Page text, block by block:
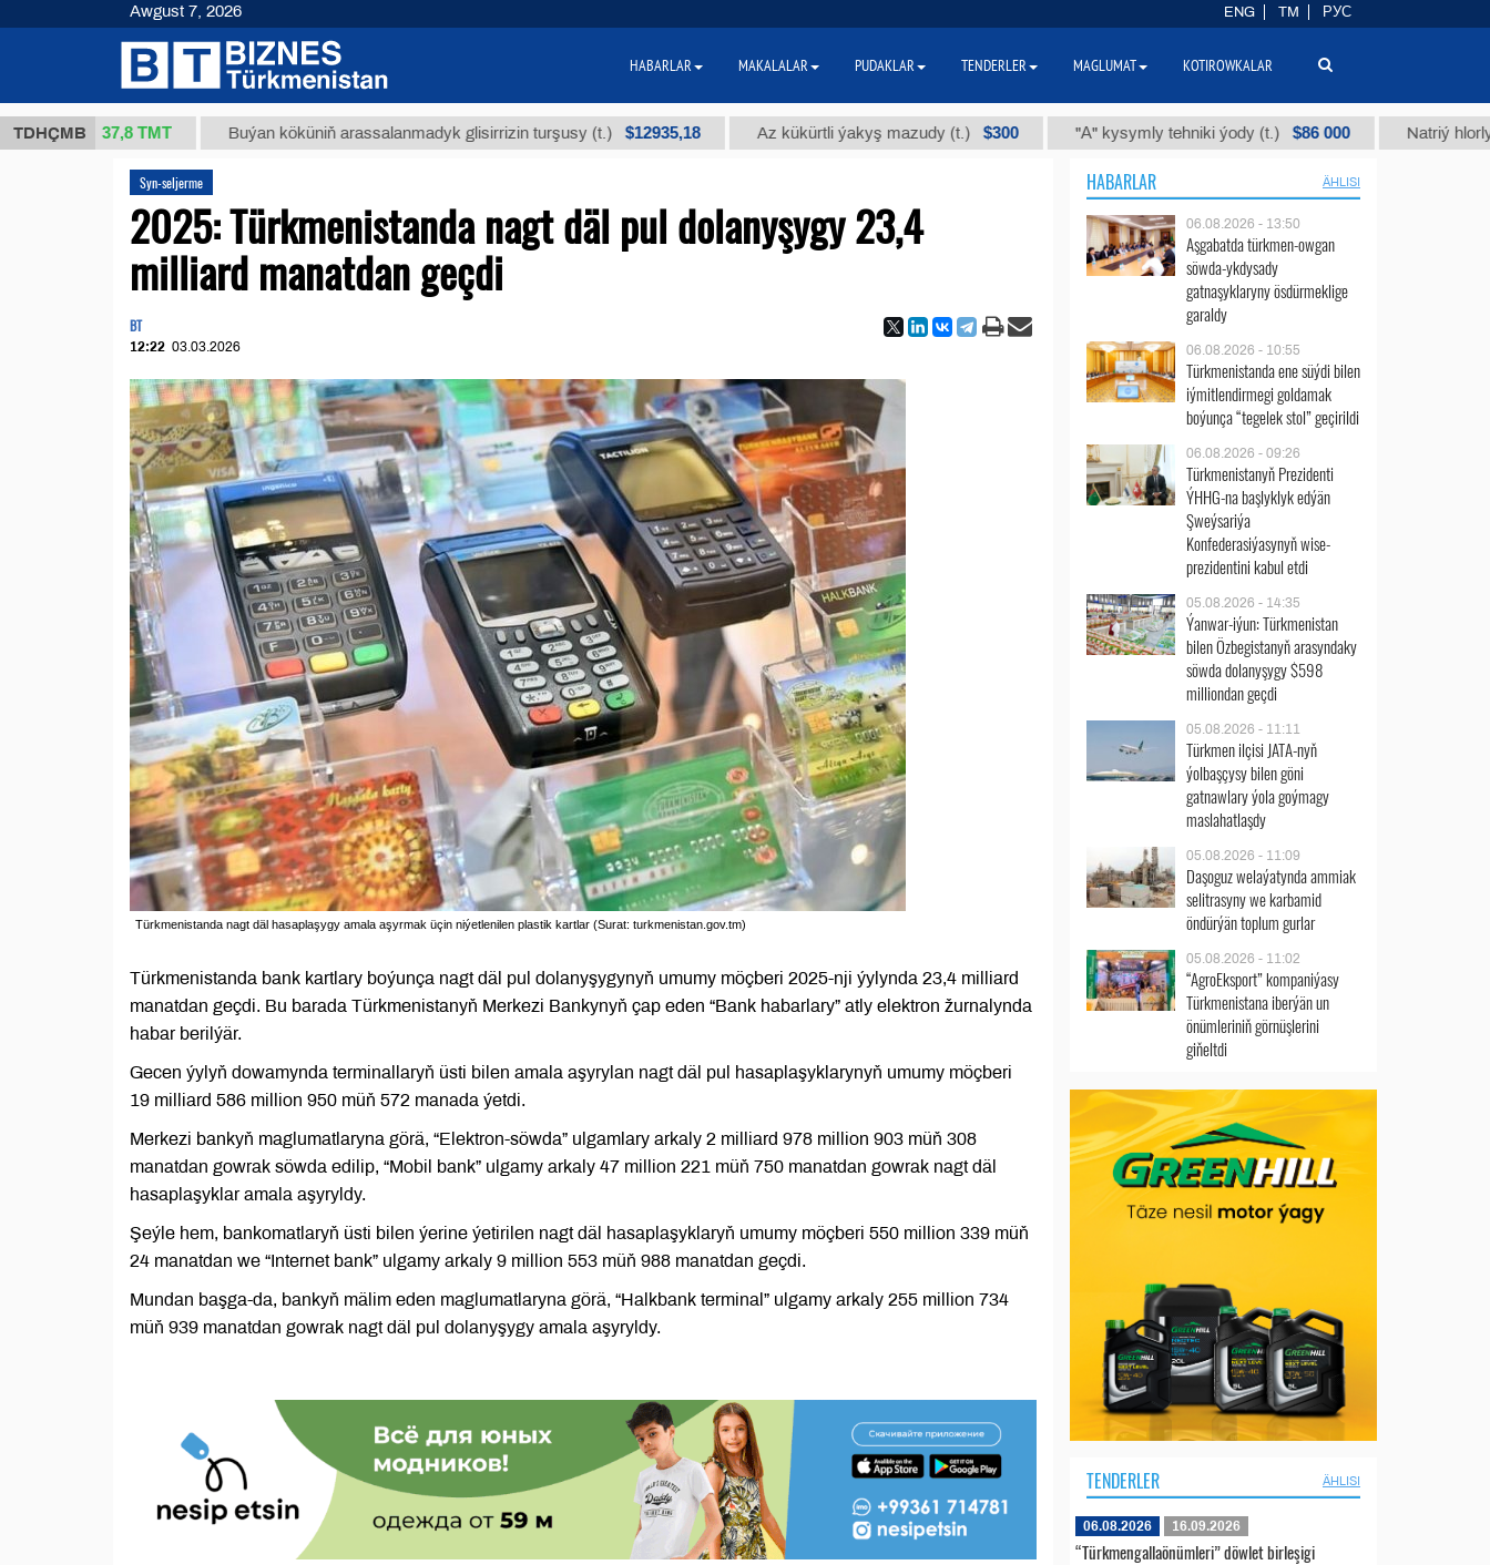
TDHÇMB
(kg.) 37,8 ТМТ Buýan köküniň arassalanmadyk glisirrizin turşusy (t.) $12935,18 Az kükürtli ýakyş mazudy (t.) $300 "А" kysymly tehniki ýody (t.) $86 000 Natriý hlorly
Syn-seljerme
2025: Türkmenistanda nagt däl pul dolanyşygy 23,4
milliard manatdan geçdi
BT
12:22 03.03.2026
Türkmenistanda nagt däl hasaplaşygy amala aşyrmak üçin niýetlenilen plastik kartlar (Surat: turkmenistan.gov.tm)
Türkmenistanda bank kartlary boýunça nagt däl pul dolanyşygynyň umumy möçberi 2025-nji ýylynda 23,4 milliard
manatdan geçdi. Bu barada Türkmenistanyň Merkezi Bankynyň çap eden “Bank habarlary” atly elektron žurnalynda
habar berilýär.
Gecen ýylyň dowamynda terminallaryň üsti bilen amala aşyrylan nagt däl pul hasaplaşyklarynyň umumy möçberi
19 milliard 586 million 950 müň 572 manada ýetdi.
Merkezi bankyň maglumatlaryna görä, “Elektron-söwda” ulgamlary arkaly 2 milliard 978 million 903 müň 308
manatdan gowrak söwda edilip, “Mobil bank” ulgamy arkaly 47 million 221 müň 750 manatdan gowrak nagt däl
hasaplaşyklar amala aşyryldy.
Şeýle hem, bankomatlaryň üsti bilen ýerine ýetirilen nagt däl hasaplaşyklaryň umumy möçberi 550 million 339 müň
24 manatdan we “Internet bank” ulgamy arkaly 9 million 553 müň 988 manatdan geçdi.
Mundan başga-da, bankyň mälim eden maglumatlaryna görä, “Halkbank terminal” ulgamy arkaly 255 million 734
müň 939 manatdan gowrak nagt däl pul dolanyşygy amala aşyryldy.
HABARLAR ÄHLISI
06.08.2026 - 13:50
Aşgabatda türkmen-owgan
söwda-ykdysady
gatnaşyklaryny ösdürmeklige
garaldy
06.08.2026 - 10:55
Türkmenistanda ene süýdi bilen
iýmitlendirmegi goldamak
boýunça “tegelek stol” geçirildi
06.08.2026 - 09:26
Türkmenistanyň Prezidenti
ÝHHG-na başlyklyk edýän
Şweýsariýa
Konfederasiýasynyň wise-
prezidentini kabul etdi
05.08.2026 - 14:35
Ýanwar-iýun: Türkmenistan
bilen Özbegistanyň arasyndaky
söwda dolanyşygy $598
milliondan geçdi
05.08.2026 - 11:11
Türkmen ilçisi JATA-nyň
ýolbaşçysy bilen göni
gatnawlary ýola goýmagy
maslahatlaşdy
05.08.2026 - 11:09
Daşoguz welaýatynda ammiak
selitrasyny we karbamid
öndürýän toplum gurlar
05.08.2026 - 11:02
“AgroEksport” kompaniýasy
Türkmenistana iberýän un
önümleriniň görnüşlerini
giňeltdi
TENDERLER ÄHLISI
06.08.2026 16.09.2026
“Türkmengallaönümleri” döwlet birleşigi
Awgust 7, 2026 ENG TM РУС
HABARLAR MAKALALAR PUDAKLAR TENDERLER MAGLUMAT KOTIROWKALAR